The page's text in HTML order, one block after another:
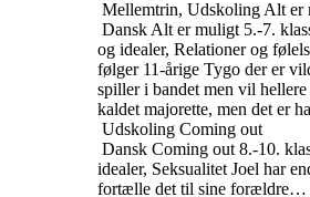
Mellemtrin, Udskoling Alt er
Dansk Alt er muligt 5.-7.
og idealer, Relationer og
følger 11-årige Tygo der er
spiller i bandet men vil
kaldet majorette, men det er
Udskoling Coming out
Dansk Coming out 8.-10.
idealer, Seksualitet Joel har
fortælle det til sine forældre…